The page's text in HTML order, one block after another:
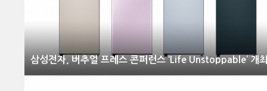
삼성전자, 버추얼 프레스 콘퍼런스 ‘Life Unstoppable’ 개최